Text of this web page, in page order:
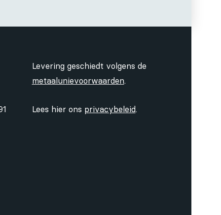
Levering geschiedt volgens de
metaalunievoorwaarden.
Lees hier ons privacybeleid.